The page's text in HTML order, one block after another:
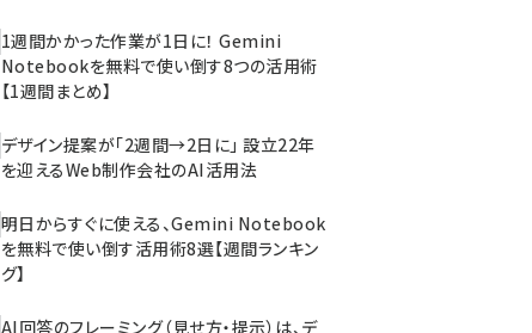
1週間かかった作業が1日に！ Gemini
Notebookを無料で使い倒す8つの活用術
【1週間まとめ】
デザイン提案が「2週間→2日に」 設立22年
を迎えるWeb制作会社のAI活用法
明日からすぐに使える、Gemini Notebook
を無料で使い倒す活用術8選【週間ランキン
グ】
AI回答のフレーミング（見せ方・提示）は、デ